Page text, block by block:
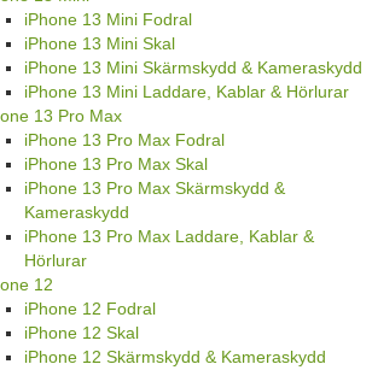
iPhone 13 Mini Fodral
iPhone 13 Mini Skal
iPhone 13 Mini Skärmskydd & Kameraskydd
iPhone 13 Mini Laddare, Kablar & Hörlurar
13 Pro Max
iPhone 13 Pro Max Fodral
iPhone 13 Pro Max Skal
iPhone 13 Pro Max Skärmskydd &
Kameraskydd
iPhone 13 Pro Max Laddare, Kablar &
Hörlurar
12
iPhone 12 Fodral
iPhone 12 Skal
iPhone 12 Skärmskydd & Kameraskydd